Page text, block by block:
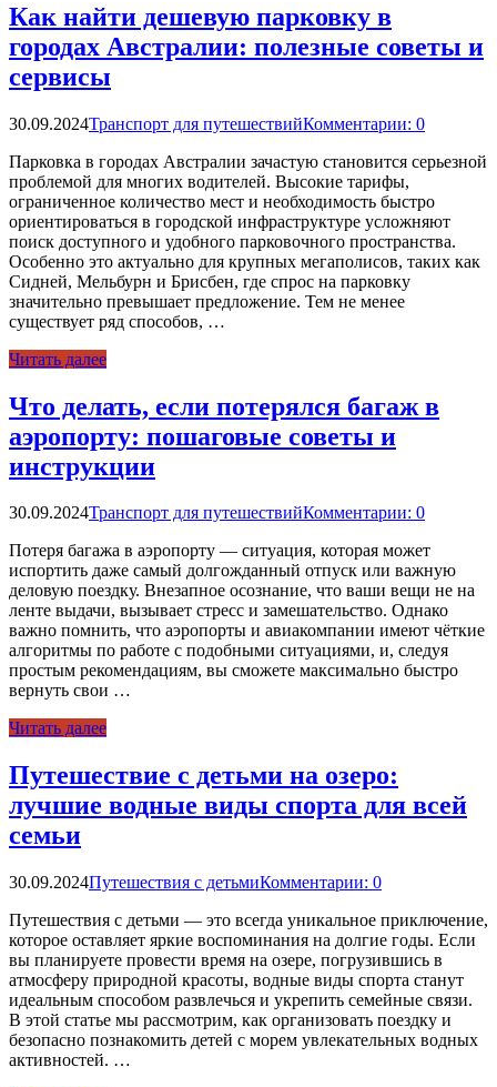
Как найти дешевую парковку в
городах Австралии: полезные советы и
сервисы
30.09.2024Транспорт для путешествийКомментарии: 0
Парковка в городах Австралии зачастую становится серьезной
проблемой для многих водителей. Высокие тарифы,
ограниченное количество мест и необходимость быстро
ориентироваться в городской инфраструктуре усложняют
поиск доступного и удобного парковочного пространства.
Особенно это актуально для крупных мегаполисов, таких как
Сидней, Мельбурн и Брисбен, где спрос на парковку
значительно превышает предложение. Тем не менее
существует ряд способов, …
Читать далее
Что делать, если потерялся багаж в
аэропорту: пошаговые советы и
инструкции
30.09.2024Транспорт для путешествийКомментарии: 0
Потеря багажа в аэропорту — ситуация, которая может
испортить даже самый долгожданный отпуск или важную
деловую поездку. Внезапное осознание, что ваши вещи не на
ленте выдачи, вызывает стресс и замешательство. Однако
важно помнить, что аэропорты и авиакомпании имеют чёткие
алгоритмы по работе с подобными ситуациями, и, следуя
простым рекомендациям, вы сможете максимально быстро
вернуть свои …
Читать далее
Путешествие с детьми на озеро:
лучшие водные виды спорта для всей
семьи
30.09.2024Путешествия с детьмиКомментарии: 0
Путешествия с детьми — это всегда уникальное приключение,
которое оставляет яркие воспоминания на долгие годы. Если
вы планируете провести время на озере, погрузившись в
атмосферу природной красоты, водные виды спорта станут
идеальным способом развлечься и укрепить семейные связи.
В этой статье мы рассмотрим, как организовать поездку и
безопасно познакомить детей с морем увлекательных водных
активностей. …